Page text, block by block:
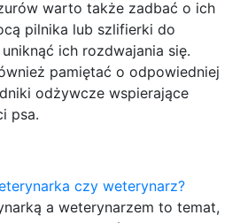
warto także zadbać o ich
pilnika lub szlifierki do
ich rozdwajania się.
pamiętać o odpowiedniej
odżywcze wspierające
psa.
czy weterynarz?
a weterynarzem to temat,